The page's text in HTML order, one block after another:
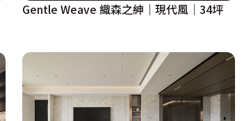
Gentle Weave 織森之紳｜現代風｜34坪